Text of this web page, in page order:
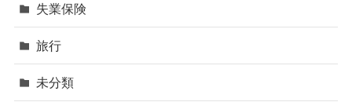
失業保険
旅行
未分類